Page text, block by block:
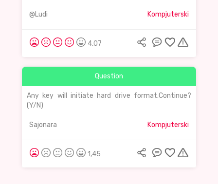
@Ludi Kompjuterski
4,07
Question
Any key will initiate hard drive format.Continue?
(Y/N)
Sajonara Kompjuterski
1,45